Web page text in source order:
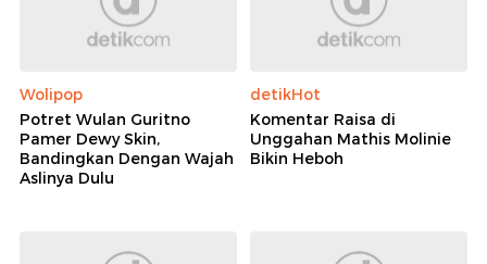
Wolipop
Potret Wulan Guritno
Pamer Dewy Skin,
Bandingkan Dengan Wajah
Aslinya Dulu
detikHot
Komentar Raisa di
Unggahan Mathis Molinie
Bikin Heboh